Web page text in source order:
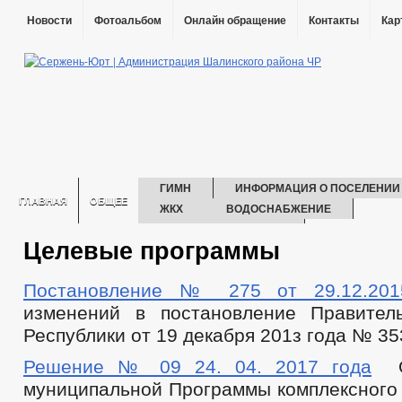
Новости Фотоальбом Онлайн обращение Контакты
ГЛАВНАЯ ОБЩЕЕ
ГИМН
ИНФОРМАЦИЯ О ПОСЕЛЕНИИ
ЖКХ
ВОДОСНАБЖЕНИЕ
ЭНЕРГОСБЕРЕЖЕНИЕ
АДМИНИСТРАЦИЯ
ГЛАВА РЕКВИЗИТЫ
СВЕДЕНИЯ О ДОХОДАХ СОТРУДНИКОВ
ИНФОРМАЦИЯ О КАДРОВОМ ОБЕСПЕЧЕНИИ
ПОРЯДОК
КОНТАКТНАЯ ИНФОРМАЦИЯ
КАДРОВЫЙ РЕЗЕРВ
УСЛОВИЯ И РЕЗУЛЬТАТЫ КОНКУРСОВ
СВЕДЕНИЯ О
СОСТАВ ПОСЕЛЕНИЯ
ПОДВЕДОМСТВЕННЫЕ
ГРАДОСТРОИТЕЛЬСТВО
ГЕНЕРАЛЬНЫЙ ПЛАН
ПРАВИЛА ЗЕМЛЕПОЛЬЗОВАНИЯ
Целевые программы
Постановление № 275 от
изменений в постановление
Республики от 19 декабря 201з года №
Решение № 09 24. 04. 2017 года
муниципальной Программы